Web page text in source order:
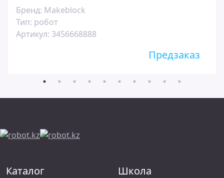
Бренд: Makeblock
Тип: робот
Артикул: 3456668888
Предзаказ
Каталог Школа